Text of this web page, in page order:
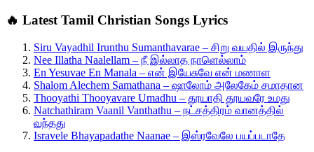
🔥 Latest Tamil Christian Songs Lyrics
Siru Vayadhil Irunthu Sumanthavarae – சிறு வயதில் இருந்து
Nee Illatha Naalellam – நீ இல்லாத நாளெல்லாம்
En Yesuvae En Manala – என் இயேசுவே என் மணாள
Shalom Alechem Samathana – ஷாலோம் அலேகேம் சமாதான
Thooyathi Thooyavare Umadhu – தூயாதி தூயவரே உமது
Natchathiram Vaanil Vanthathu – நட்சத்திரம் வானத்தில்
வந்தது
Isravele Bhayapadathe Naanae – இஸ்ரவேலே பயப்படாதே